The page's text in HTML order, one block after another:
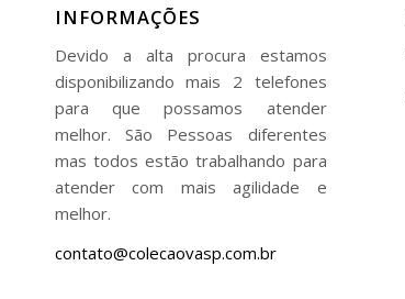
INFORMAÇÕES
Devido a alta procura estamos
disponibilizando mais 2 telefones
para que possamos atender
melhor. São Pessoas diferentes
mas todos estão trabalhando para
atender com mais agilidade e
melhor.
contato@colecaovasp.com.br